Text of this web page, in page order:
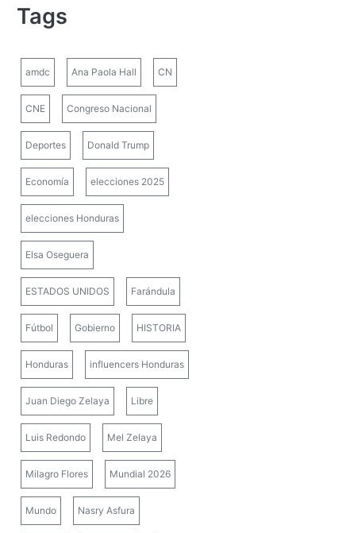
Tags
amdc Ana Paola Hall CN
CNE Congreso Nacional
Deportes Donald Trump
Economía elecciones 2025
elecciones Honduras
Elsa Oseguera
ESTADOS UNIDOS Farándula
Fútbol Gobierno HISTORIA
Honduras influencers Honduras
Juan Diego Zelaya Libre
Luis Redondo Mel Zelaya
Milagro Flores Mundial 2026
Mundo Nasry Asfura